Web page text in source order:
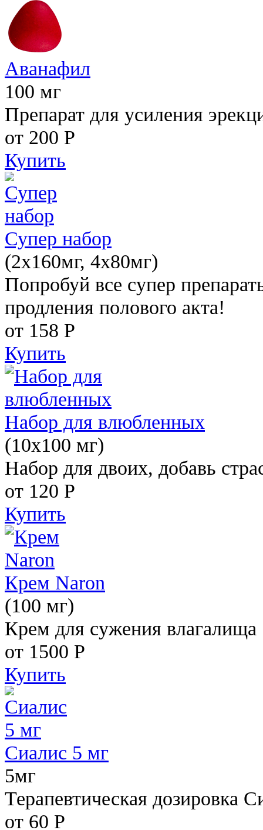
Аванафил
100 мг
Препарат для усиления
от 200 Р
Купить
Супер набор
(2х160мг, 4х80мг)
Попробуй все супер
продления полового акта!
от 158 Р
Купить
Набор для влюбленных
(10х100 мг)
Набор для двоих, добавь
от 120 Р
Купить
Крем Naron
(100 мг)
Крем для сужения влагалища
от 1500 Р
Купить
Сиалис 5 мг
5мг
Терапевтическая дозировка
от 60 Р